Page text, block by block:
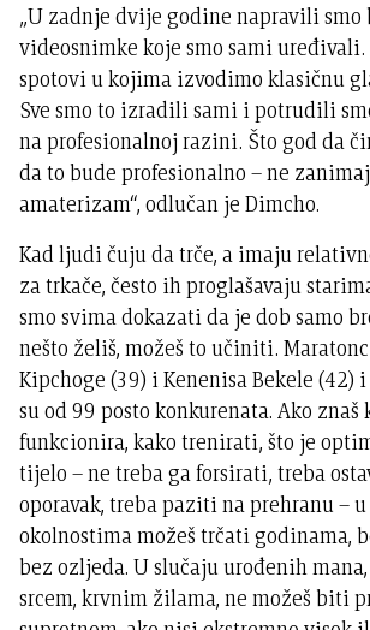
„U zadnje dvije godine napravili smo
videosnimke koje smo sami
spotovi u kojima izvodimo klasičnu
Sve smo to izradili sami i potrudili
na profesionalnoj razini. Što god da
da to bude profesionalno – ne
amaterizam“, odlučan je Dimcho.
Kad ljudi čuju da trče, a imaju
za trkače, često ih proglašavaju
smo svima dokazati da je dob samo
nešto želiš, možeš to učiniti.
Kipchoge (39) i Kenenisa Bekele
su od 99 posto konkurenata. Ako
funkcionira, kako trenirati, što je
tijelo – ne treba ga forsirati, treba
oporavak, treba paziti na prehranu –
okolnostima možeš trčati godinama,
bez ozljeda. U slučaju urođenih
srcem, krvnim žilama, ne možeš biti